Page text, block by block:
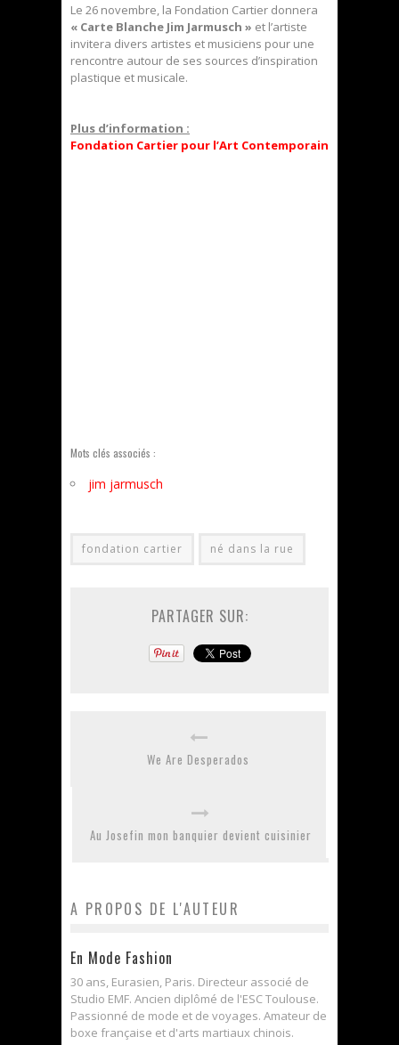
Le 26 novembre, la Fondation Cartier donnera
« Carte Blanche Jim Jarmusch » et l’artiste
invitera divers artistes et musiciens pour une
rencontre autour de ses sources d’inspiration
plastique et musicale.
Plus d’information :
Fondation Cartier pour l’Art Contemporain
Mots clés associés :
jim jarmusch
fondation cartier né dans la rue
PARTAGER SUR:
We Are Desperados
Au Josefin mon banquier devient cuisinier
A PROPOS DE L'AUTEUR
En Mode Fashion
30 ans, Eurasien, Paris. Directeur associé de
Studio EMF. Ancien diplômé de l'ESC Toulouse.
Passionné de mode et de voyages. Amateur de
boxe française et d'arts martiaux chinois.